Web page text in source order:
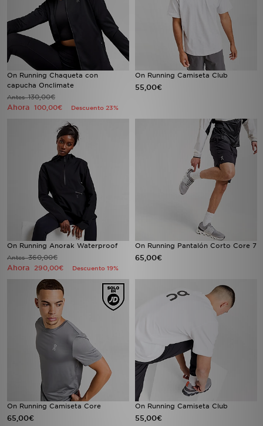
On Running Chaqueta con
capucha Onclimate
Antes130,00€
Ahora 100,00€ Descuento 23%
On Running Camiseta Club
55,00€
On Running Anorak Waterproof
Antes360,00€
Ahora 290,00€ Descuento 19%
On Running Pantalón Corto Core 7
65,00€
On Running Camiseta Core
65,00€
On Running Camiseta Club
55,00€